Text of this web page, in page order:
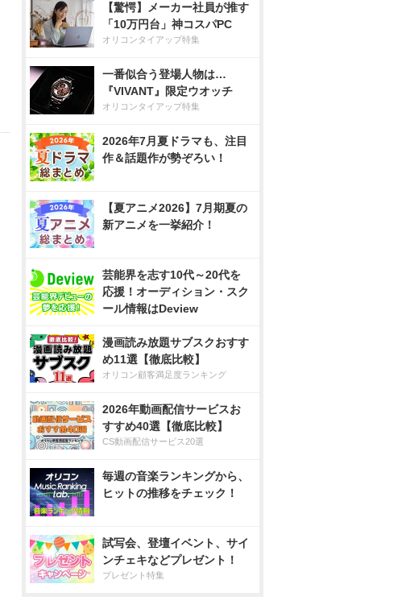
【驚愕】メーカー社員が推す
「10万円台」神コスパPC
オリコンタイアップ特集
一番似合う登場人物は…
『VIVANT』限定ウオッチ
オリコンタイアップ特集
2026年7月夏ドラマも、注目
作＆話題作が勢ぞろい！
【夏アニメ2026】7月期夏の
新アニメを一挙紹介！
芸能界を志す10代～20代を
応援！オーディション・スク
ール情報はDeview
漫画読み放題サブスクおすす
め11選【徹底比較】
オリコン顧客満足度ランキング
2026年動画配信サービスお
すすめ40選【徹底比較】
CS動画配信サービス20選
毎週の音楽ランキングから、
ヒットの推移をチェック！
試写会、登壇イベント、サイ
ンチェキなどプレゼント！
プレゼント特集